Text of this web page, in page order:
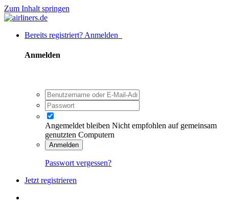
Zum Inhalt springen
Bereits registriert? Anmelden
Anmelden
Angemeldet bleiben Nicht empfohlen auf gemeinsam
genutzten Computern
Anmelden
Passwort vergessen?
Jetzt registrieren